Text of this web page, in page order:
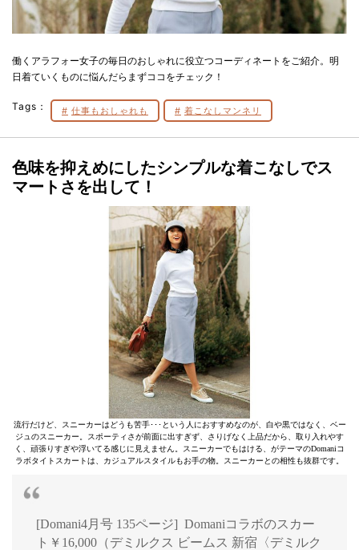
働くアラフォー女子の毎日のおしゃれに役立つコーディネートをご紹介。明
日着ていくものに悩んだらまずココをチェック！
Tags： 仕事もおしゃれも 着こなしマンネリ
色味を抑えめにしたシンプルな着こなしでス
マートさを出して！
流行だけど、スニーカーはどうも苦手･･･という人におすすめなのが、白や黒ではなく、ベー
ジュのスニーカー。スポーティさが前面に出すぎず、さりげなく上品だから、取り入れやす
く、頑張りすぎや浮いてる感じに見えません。スニーカーでもはける、がテーマのDomaniコ
ラボタイトスカートは、カジュアルスタイルもお手の物。スニーカーとの相性も抜群です。
[Domani4月号 135ページ] Domaniコラボのスカー
ト￥16,000（デミルクス ビームス 新宿〈デミルク